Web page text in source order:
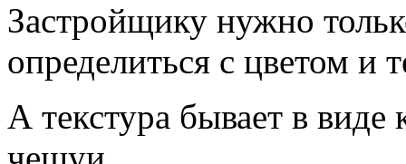
Застройщику нужно
определиться с цветом и
А текстура бывает в